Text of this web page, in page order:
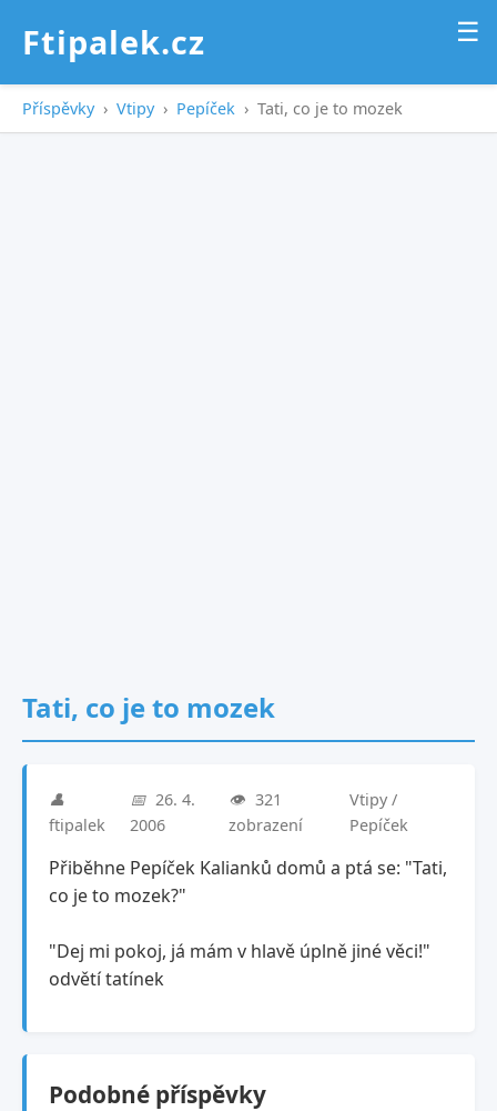
Ftipalek.cz ☰
Příspěvky › Vtipy › Pepíček › Tati, co je to mozek
Tati, co je to mozek
👤
ftipalek
📅 26. 4.
2006
👁️ 321
zobrazení
Vtipy /
Pepíček
Přiběhne Pepíček Kalianků domů a ptá se: "Tati,
co je to mozek?"
"Dej mi pokoj, já mám v hlavě úplně jiné věci!"
odvětí tatínek
Podobné příspěvky